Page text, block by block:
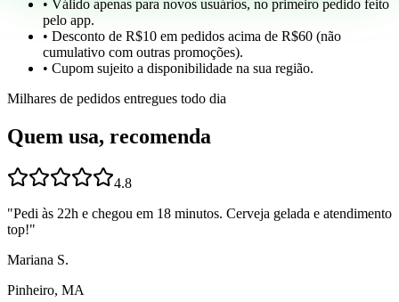
• Válido apenas para novos usuários, no primeiro pedido feito
pelo app.
• Desconto de R$10 em pedidos acima de R$60 (não
cumulativo com outras promoções).
• Cupom sujeito a disponibilidade na sua região.
Milhares de pedidos entregues todo dia
Quem usa, recomenda
4.8
"Pedi às 22h e chegou em 18 minutos. Cerveja gelada e atendimento
top!"
Mariana S.
Pinheiro, MA